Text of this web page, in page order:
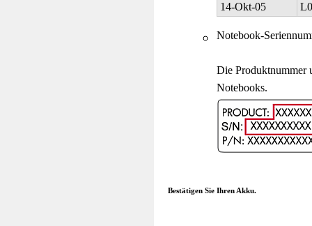
14-Okt-05
L0
Notebook-
Die Produktnummer
Notebooks.
Bestätigen Sie Ihren Akku.